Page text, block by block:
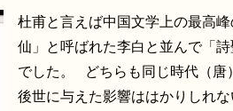
杜甫と言えば中国文学上の最高
仙」と呼ばれた李白と並んで「
でした。 どちらも同じ時代（唐
後世に与えた影響ははかりしれ